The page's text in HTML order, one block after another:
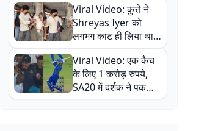
Video वायरल
Viral Video: कुत्ते ने
Shreyas Iyer को
लगभग काट ही लिया था,
न्यूजीलैंड सीरीज से पहले
बाल-बाल बचे
Viral Video: एक कैच
के लिए 1 करोड़ रुपये,
SA20 में दर्शक ने पकड़ा
एक हाथ से गजब का कैच